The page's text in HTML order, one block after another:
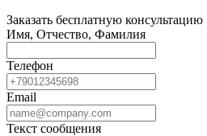
Заказать бесплатную консультацию
Имя, Отчество, Фамилия
Телефон
Email
Текст сообщения